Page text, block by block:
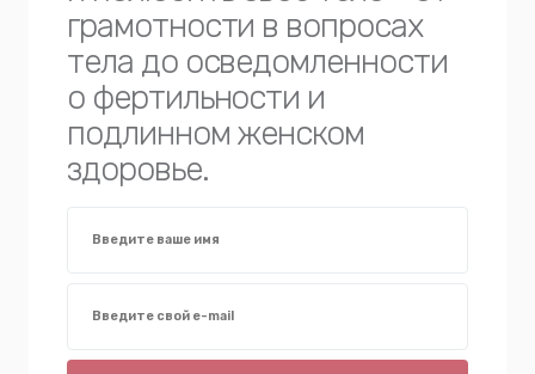
грамотности в вопросах
тела до осведомленности
о фертильности и
подлинном женском
здоровье.